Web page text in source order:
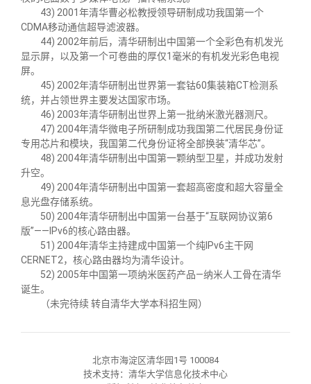
43) 2001年清华曹必松教授领导研制成功我国第一个
CDMA移动通信超导滤波器。
44) 2002年前后，清华研制出中国第一个全彩色有机发光
显示屏，以及第一个可卷曲的厚仅1毫米的有机发光彩色电视
屏。
45) 2002年清华研制出世界第一套钴60集装箱CT检测系
统，并占领世界主要发达国家市场。
46) 2003年清华研制出世界上第一批纳米激光器测尺。
47) 2004年清华微电子所研制成功我国第二代居民身份证
专用芯片和模块，我国第二代身份证将全部换装“清华芯”。
48) 2004年清华研制出中国第一颗纳型卫星，并成功发射
升空。
49) 2004年清华研制出中国第一套超高密度和超大容量全
息光盘存储系统。
50) 2004年清华研制出中国第一台基于“互联网协议第6
版”——IPv6的核心路由器。
51) 2004年清华主持建成中国第一个纯IPv6主干网
CERNET2，核心路由器均为清华设计。
52) 2005年中国第一项纳米医药产品—纳米人工骨在清华
诞生。
（未完待续 转自清华大学本科招生网）
北京市海淀区清华园1号 100084
技术支持：清华大学信息化技术中心